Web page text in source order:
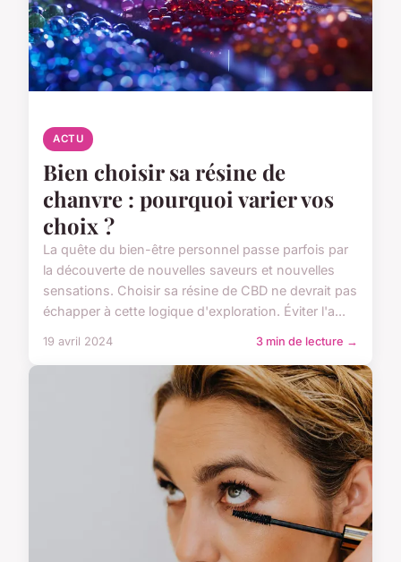
ACTU
Bien choisir sa résine de
chanvre : pourquoi varier vos
choix ?
La quête du bien-être personnel passe parfois par
la découverte de nouvelles saveurs et nouvelles
sensations. Choisir sa résine de CBD ne devrait pas
échapper à cette logique d'exploration. Éviter l'a...
19 avril 2024 3 min de lecture →